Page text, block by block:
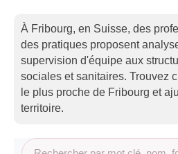
À Fribourg, en Suisse, des
des pratiques proposent
supervision d'équipe aux
sociales et sanitaires. Trouvez
le plus proche de Fribourg et
territoire.